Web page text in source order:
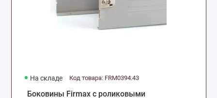
На складе Код товара: FRM0394.43
Боковины Firmax с роликовыми